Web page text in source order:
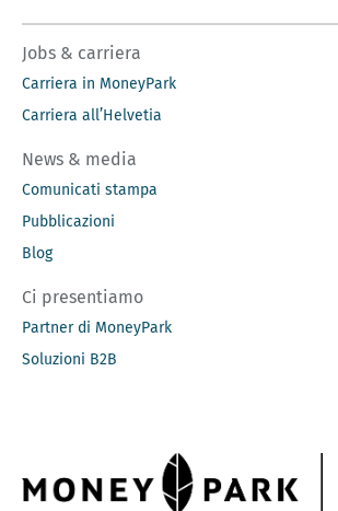
Jobs & carriera
Carriera in MoneyPark
Carriera all’Helvetia
News & media
Comunicati stampa
Pubblicazioni
Blog
Ci presentiamo
Partner di MoneyPark
Soluzioni B2B